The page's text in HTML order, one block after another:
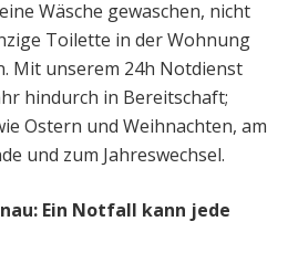
Wäsche gewaschen, nicht
Toilette in der Wohnung
Mit unserem 24h Notdienst
hindurch in Bereitschaft;
Ostern und Weihnachten, am
und zum Jahreswechsel.
Ein Notfall kann jede